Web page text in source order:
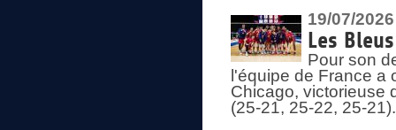
19/07/2026
Les
Pour son
l'équipe de France a
Chicago, victorieuse
(25-21, 25-22, 25-